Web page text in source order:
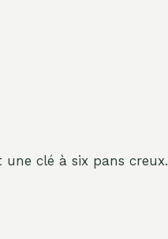
clé à six pans creux.